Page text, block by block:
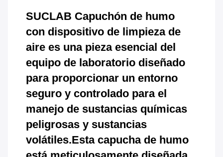
SUCLAB Capuchón de humo
con dispositivo de limpieza de
aire es una pieza esencial del
equipo de laboratorio diseñado
para proporcionar un entorno
seguro y controlado para el
manejo de sustancias químicas
peligrosas y sustancias
volátiles.Esta capucha de humo